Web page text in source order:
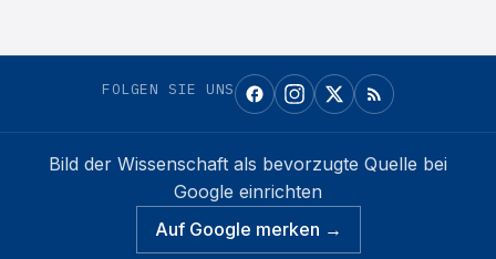
FOLGEN SIE UNS
Bild der Wissenschaft als bevorzugte Quelle bei
Google einrichten
Auf Google merken →